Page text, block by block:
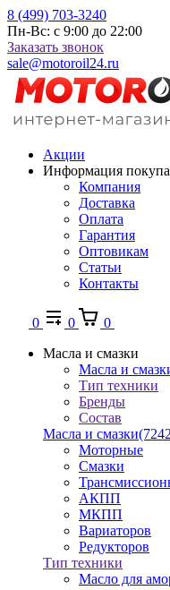
8 (499) 703-3240
Пн-Вс: с 9:00 до 22:00
Заказать звонок
sale@motoroil24.ru
Акции
Информация
Компания
Доставка
Оплата
Гарантия
Оптовикам
Статьи
Контакты
0 0
0
Масла и смазки
Масла и
Тип техники
Бренды
Состав
Масла и смазки
Моторные
Смазки
АКПП
МКПП
Вариаторов
Редукторов
Тип техники
Масло для